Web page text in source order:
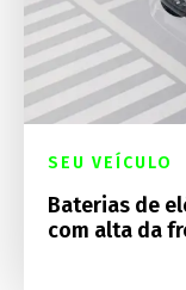
SEU VEÍCULO
Baterias de
com alta da